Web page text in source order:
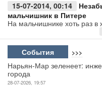
15-07-2014, 00:14
мальчишник в Питере
На мальчишнике хоть раз
События >>>
Нарьян-Мар зеленеет:
города
28-07-2026, 19:57